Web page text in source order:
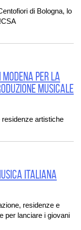
di Bologna, lo
Modena per la
musicale
residenze artistiche
italiana
residenze e
per lanciare i giovani